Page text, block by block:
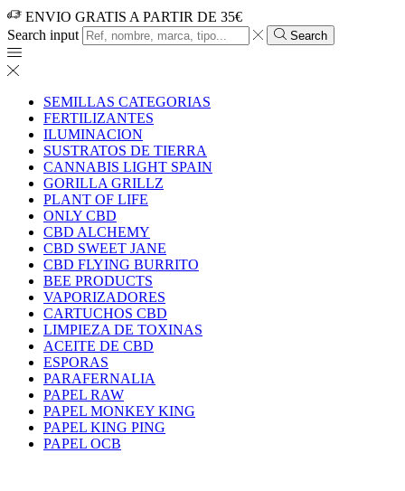
ENVIO GRATIS A PARTIR DE 35€
Search input
Search
SEMILLAS CATEGORIAS
FERTILIZANTES
ILUMINACION
SUSTRATOS DE TIERRA
CANNABIS LIGHT SPAIN
GORILLA GRILLZ
PLANT OF LIFE
ONLY CBD
CBD ALCHEMY
CBD SWEET JANE
CBD FLYING BURRITO
BEE PRODUCTS
VAPORIZADORES
CARTUCHOS CBD
LIMPIEZA DE TOXINAS
ACEITE DE CBD
ESPORAS
PARAFERNALIA
PAPEL RAW
PAPEL MONKEY KING
PAPEL KING PING
PAPEL OCB